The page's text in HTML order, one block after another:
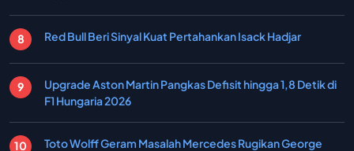
Red Bull Beri Sinyal Kuat Pertahankan Isack Hadjar
Upgrade Aston Martin Pangkas Defisit hingga 1,8 Detik di
F1 Hungaria 2026
Toto Wolff Geram Masalah Mercedes Rugikan George